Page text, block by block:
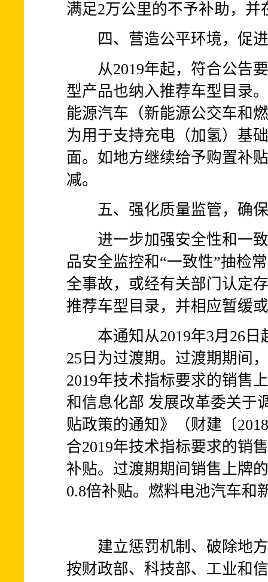
满足2万公里的不予补助，
四、营造公平环境，促进
从2019年起，符合公告要
型产品也纳入推荐车型目录
能源汽车（新能源公交车和
为用于支持充电（加氢）基
面。如地方继续给予购置补
减。
五、强化质量监管，确保
进一步加强安全性和一致
品安全监控和“一致性”抽检
全事故，或经有关部门认定
推荐车型目录，并相应暂缓
本通知从2019年3月26日
25日为过渡期。过渡期期间
2019年技术指标要求的销售
和信息化部 发展改革委关于
贴政策的通知》（财建〔
合2019年技术指标要求的销
补贴。过渡期期间销售上牌
0.8倍补贴。燃料电池汽车和
建立惩罚机制、破除地方
按财政部、科技部、工业和